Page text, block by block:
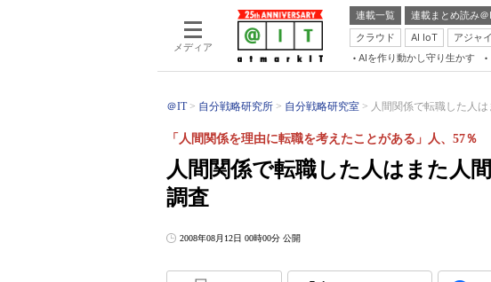
メディア
連載一覧 連載まとめ読み
クラウド
AI IoT アジャ
AIを作り動かし守り生かす
＠IT 自分戦略研究所 自分戦略研究室 人間関係で転職した人
人間関係で転職した人はまた人
調査
「人間関係を理由に転職を考えたことがある」人、57％
2008年08月12日 00時00分 公開